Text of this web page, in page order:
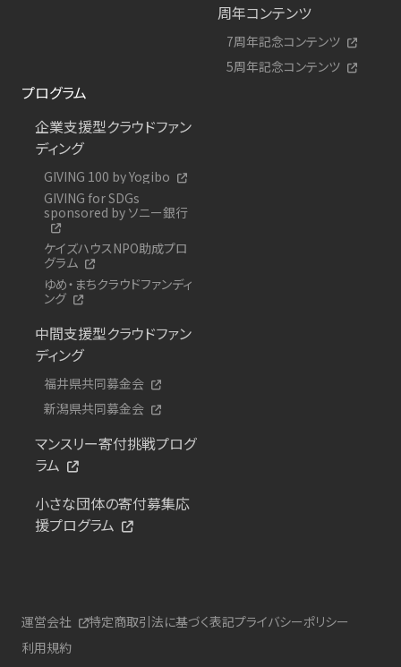
周年コンテンツ
7周年記念コンテンツ
5周年記念コンテンツ
プログラム
企業支援型クラウドファン
ディング
GIVING 100 by Yogibo
GIVING for SDGs
sponsored by ソニー銀行
ケイズハウスNPO助成プロ
グラム
ゆめ・まちクラウドファンディ
ング
中間支援型クラウドファン
ディング
福井県共同募金会
新潟県共同募金会
マンスリー寄付挑戦プログ
ラム
小さな団体の寄付募集応
援プログラム
運営会社 特定商取引法に基づく表記プライバシーポリシー
利用規約